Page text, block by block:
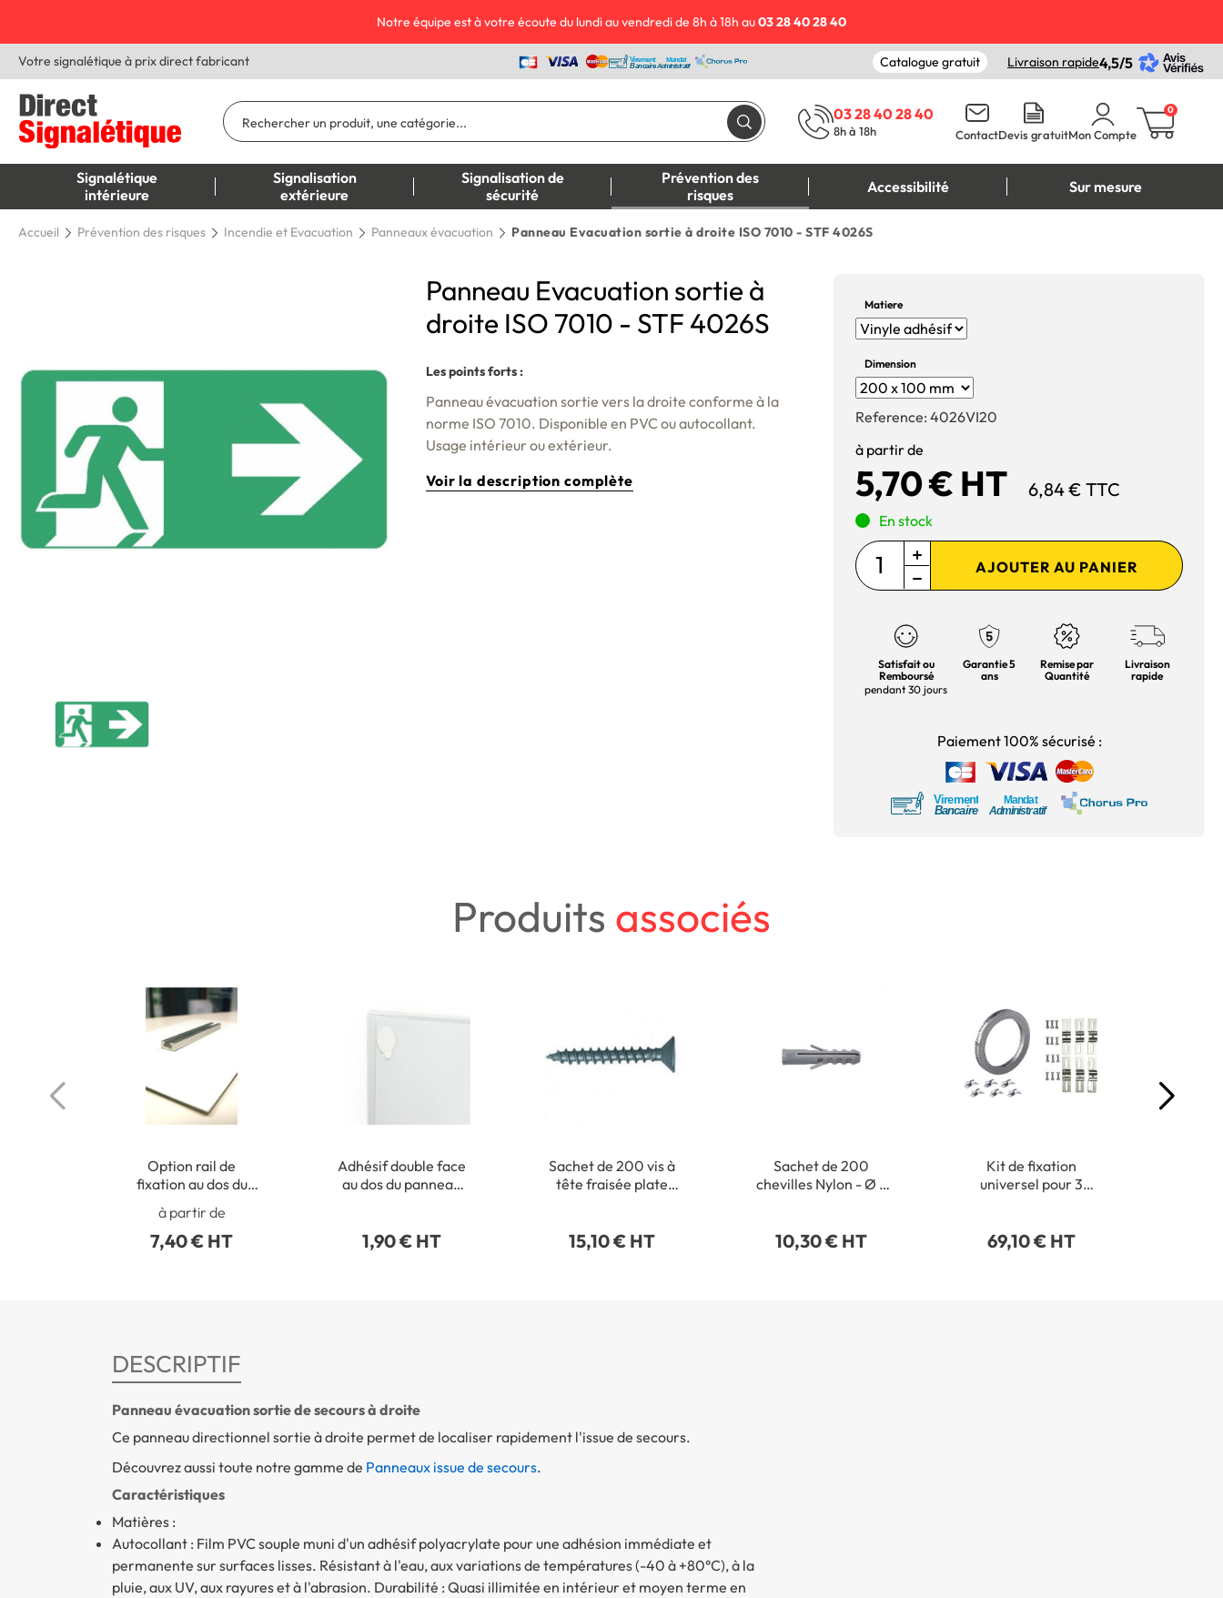
Notre équipe est à votre écoute du lundi au vendredi de 8h à 18h au03 28 40 28 40
Votre signalétique à prix direct fabricant Catalogue gratuit Livraison rapide4,5/5
03 28 40 28 40
8h à 18h ContactDevis gratuitMon Compte
0
Signalétique
intérieure
Signalisation
extérieure
Signalisation de
sécurité
Prévention des
risques
Accessibilité Sur mesure
Accueil Prévention des risques Incendie et Evacuation Panneaux évacuation Panneau Evacuation sortie à droite ISO 7010 - STF 4026S
Panneau Evacuation sortie à
droite ISO 7010 - STF 4026S
Les points forts :
Panneau évacuation sortie vers la droite conforme à la
norme ISO 7010. Disponible en PVC ou autocollant.
Usage intérieur ou extérieur.
Voir la description complète
Matiere
Dimension
Reference: 4026VI20
à partir de
5,70 € HT 6,84 € TTC
En stock
AJOUTER AU PANIER
Satisfait ou
Remboursé
pendant 30 jours
Garantie 5
ans
Remise par
Quantité
Livraison
rapide
Paiement 100% sécurisé :
Produits associés
Option rail de
fixation au dos du
panneau (non collé)
à partir de
7,40 € HT
Adhésif double face
au dos du panneau
1,90 € HT
Sachet de 200 vis à
tête fraisée plate
15,10 € HT
Sachet de 200
chevilles Nylon - Ø 5
10,30 € HT
Kit de fixation
universel pour 3
69,10 € HT
DESCRIPTIF
Panneau évacuation sortie de secours à droite
Ce panneau directionnel sortie à droite permet de localiser rapidement l'issue de secours.
Découvrez aussi toute notre gamme de Panneaux issue de secours.
Caractéristiques
Matières :
Autocollant : Film PVC souple muni d'un adhésif polyacrylate pour une adhésion immédiate et
permanente sur surfaces lisses. Résistant à l'eau, aux variations de températures (-40 à +80°C), à la
pluie, aux UV, aux rayures et à l'abrasion. Durabilité : Quasi illimitée en intérieur et moyen terme en